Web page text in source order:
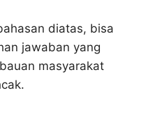
diatas, bisa
jawaban yang
masyarakat